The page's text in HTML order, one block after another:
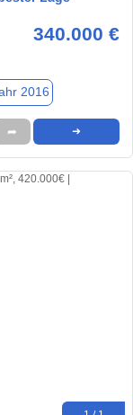
340.000 €
2016
➦ ➜